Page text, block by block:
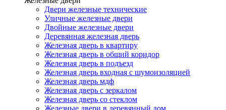
Двери железные технические
Уличные железные двери
Двойные железные двери
Деревянная железная дверь
Железная дверь в квартиру
Железная дверь в общий коридор
Железная дверь в подъезд
Железная дверь входная с шумоизоляцией
Железная дверь мдф
Железная дверь с зеркалом
Железная дверь со стеклом